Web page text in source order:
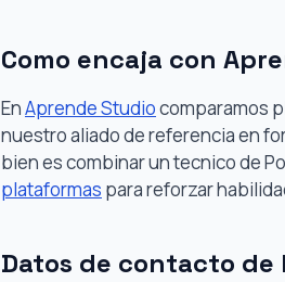
Como encaja con
EnAprende Studiocomparamos
nuestro aliado de referencia en
bien es combinar un tecnico de
plataformas para reforzar
Datos de contacto de